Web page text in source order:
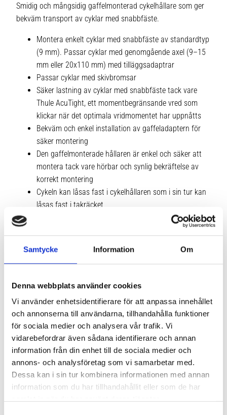
Samtycke Information Om
Denna webbplats använder cookies
Vi använder enhetsidentifierare för att anpassa innehållet
och annonserna till användarna, tillhandahålla funktioner
för sociala medier och analysera vår trafik. Vi
vidarebefordrar även sådana identifierare och annan
information från din enhet till de sociala medier och
annons- och analysföretag som vi samarbetar med.
Dessa kan i sin tur kombinera informationen med annan
information som du har tillhandahållit eller som de har
Smidig och mångsidig gaffelmonterad cykelhållare som ger
bekväm transport av cyklar med snabbfäste.
Montera enkelt cyklar med snabbfäste av standardtyp
(9 mm). Passar cyklar med genomgående axel (9–15
mm eller 20x110 mm) med tilläggsadaptrar
Passar cyklar med skivbromsar
Säker lastning av cyklar med snabbfäste tack vare
Thule AcuTight, ett momentbegränsande vred som
klickar när det optimala vridmomentet har uppnåtts
Bekväm och enkel installation av gaffeladaptern för
säker montering
Den gaffelmonterade hållaren är enkel och säker att
montera tack vare hörbar och synlig bekräftelse av
korrekt montering
Cykeln kan låsas fast i cykelhållaren som i sin tur kan
låsas fast i takräcket
Enkelt att ändra hållarens placering från bilens ena
på plats
rör och de flesta fabrikstillverkade takräcke
Tekniska specifikationer